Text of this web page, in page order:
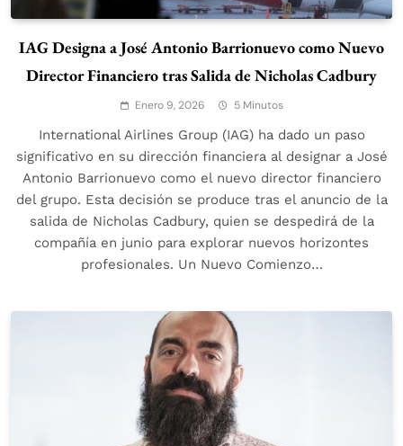
IAG Designa a José Antonio Barrionuevo como Nuevo
Director Financiero tras Salida de Nicholas Cadbury
Enero 9, 2026 5 Minutos
International Airlines Group (IAG) ha dado un paso
significativo en su dirección financiera al designar a José
Antonio Barrionuevo como el nuevo director financiero
del grupo. Esta decisión se produce tras el anuncio de la
salida de Nicholas Cadbury, quien se despedirá de la
compañía en junio para explorar nuevos horizontes
profesionales. Un Nuevo Comienzo…